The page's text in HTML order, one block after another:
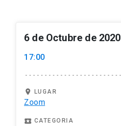
6 de Octubre de 2020
17:00
location_on LUGAR
Zoom
local_play CATEGORIA